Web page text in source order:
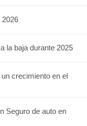
la baja durante 2025
crecimiento en el
Seguro de auto en